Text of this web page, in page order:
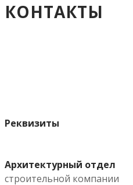
КОНТАКТЫ
Реквизиты
Архитектурный отдел
строительной компании